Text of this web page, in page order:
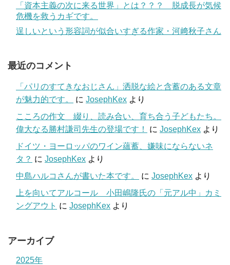
「資本主義の次に来る世界」とは？？？ 脱成長が気候
危機を救うカギです。
逞しいという形容詞が似合いすぎる作家・河﨑秋子さん
最近のコメント
「パリのすてきなおじさん」洒脱な絵と含蓄のある文章
が魅力的です。
に JosephKex より
こころの作文 綴り、読み合い、育ち合う子どもたち。
偉大なる勝村謙司先生の登場です！
に JosephKex より
ドイツ・ヨーロッパのワイン蘊蓄、嫌味にならないネ
タ？ に JosephKex より
中島ハルコさんが書いた本です。
に JosephKex より
上を向いてアルコール 小田嶋隆氏の「元アル中」カミ
ングアウト に JosephKex より
アーカイブ
2025年